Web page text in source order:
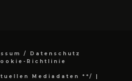
/ Datenschutz
Richtlinie
Mediadaten **/
|